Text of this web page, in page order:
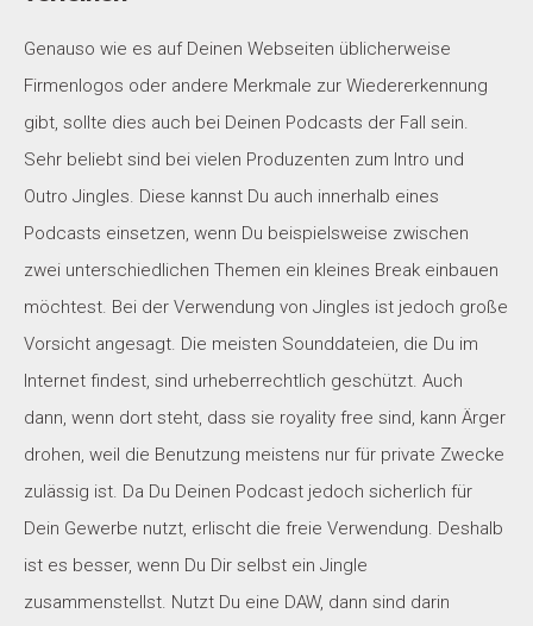
Genauso wie es auf Deinen Webseiten üblicherweise
Firmenlogos oder andere Merkmale zur Wiedererkennung
gibt, sollte dies auch bei Deinen Podcasts der Fall sein.
Sehr beliebt sind bei vielen Produzenten zum Intro und
Outro Jingles. Diese kannst Du auch innerhalb eines
Podcasts einsetzen, wenn Du beispielsweise zwischen
zwei unterschiedlichen Themen ein kleines Break einbauen
möchtest. Bei der Verwendung von Jingles ist jedoch große
Vorsicht angesagt. Die meisten Sounddateien, die Du im
Internet findest, sind urheberrechtlich geschützt. Auch
dann, wenn dort steht, dass sie royality free sind, kann Ärger
drohen, weil die Benutzung meistens nur für private Zwecke
zulässig ist. Da Du Deinen Podcast jedoch sicherlich für
Dein Gewerbe nutzt, erlischt die freie Verwendung. Deshalb
ist es besser, wenn Du Dir selbst ein Jingle
zusammenstellst. Nutzt Du eine DAW, dann sind darin